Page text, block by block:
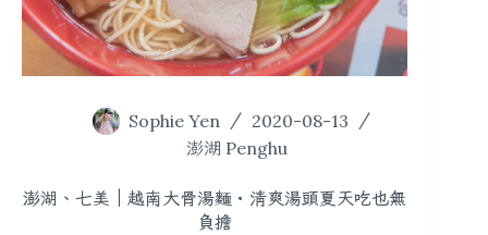
Sophie Yen
2020-08-13
澎湖 Penghu
澎湖、七美｜越南大骨湯麵・清爽湯頭夏天吃也無
負擔